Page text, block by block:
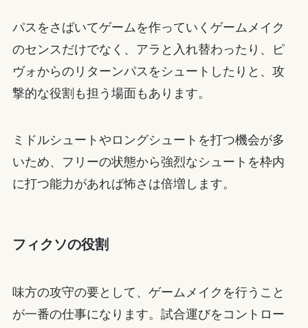
パスをさばいてゲームを作っていくゲームメイク
のセンスだけでなく、アラと入れ替わったり、ピ
ヴォからのリターンパスをシュートしたりと、攻
撃的な役割も担う場面もあります。
ミドルシュートやロングシュートを打つ機会が多
いため、フリーの状態から強烈なシュートを枠内
に打つ能力があれば怖さは倍増します。
フィクソの役割
味方の攻守の要として、ゲームメイクを行うこと
が一番の仕事になります。試合運びをコントロー